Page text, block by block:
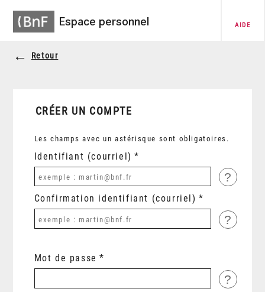
Espace personnel AIDE
Retour
CRÉER UN COMPTE
Les champs avec un astérisque sont obligatoires.
Identifiant (courriel)
?
Confirmation identifiant (courriel)
?
Mot de passe
?